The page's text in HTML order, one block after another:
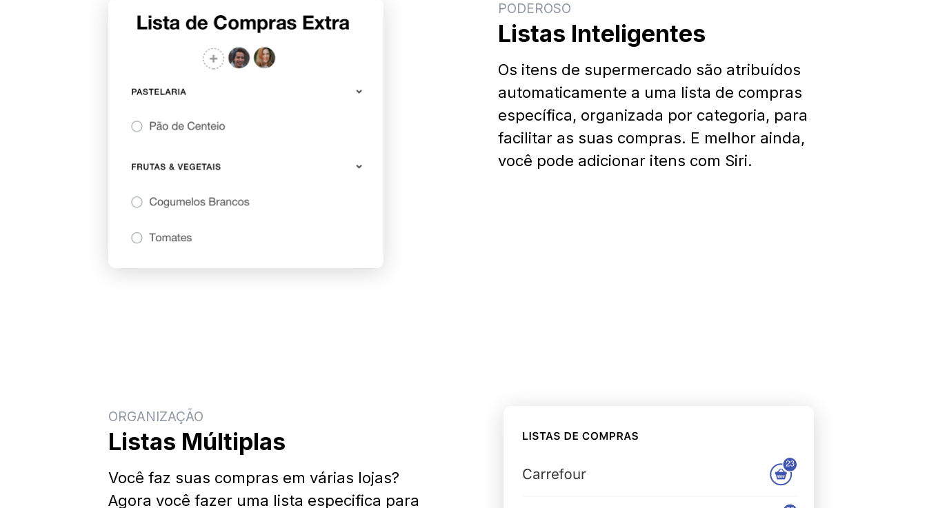
PODEROSO
Listas Inteligentes
Os itens de supermercado são atribuídos
automaticamente a uma lista de compras
específica, organizada por categoria, para
facilitar as suas compras. E melhor ainda,
você pode adicionar itens com Siri.
ORGANIZAÇÃO
Listas Múltiplas
Você faz suas compras em várias lojas?
Agora você fazer uma lista especifica para